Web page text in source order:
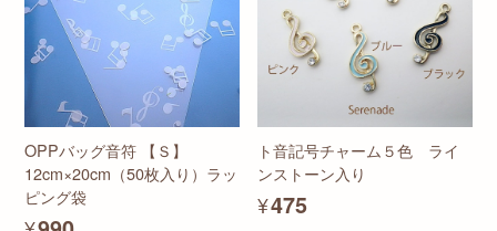
OPPバッグ音符 【Ｓ】
12cm×20cm（50枚入り）ラッ
ピング袋
ト音記号チャーム５色 ライ
ンストーン入り
¥475